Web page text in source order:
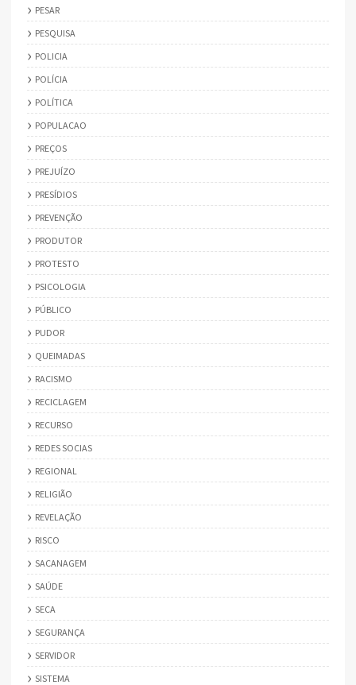
PESAR
PESQUISA
POLICIA
POLÍCIA
POLÍTICA
POPULACAO
PREÇOS
PREJUÍZO
PRESÍDIOS
PREVENÇÃO
PRODUTOR
PROTESTO
PSICOLOGIA
PÚBLICO
PUDOR
QUEIMADAS
RACISMO
RECICLAGEM
RECURSO
REDES SOCIAS
REGIONAL
RELIGIÃO
REVELAÇÃO
RISCO
SACANAGEM
SAÚDE
SECA
SEGURANÇA
SERVIDOR
SISTEMA